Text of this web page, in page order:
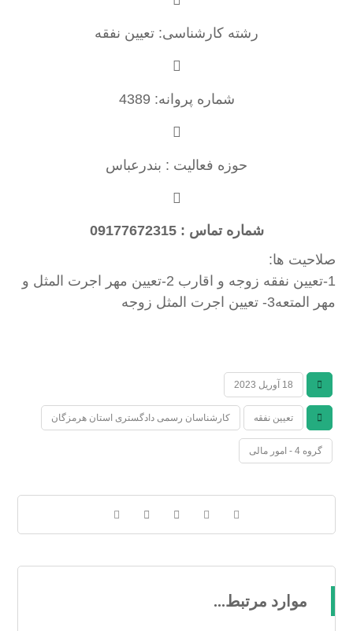
رشته کارشناسی: تعیین نفقه
شماره پروانه: 4389
حوزه فعالیت : بندرعباس
شماره تماس : 09177672315
صلاحیت ها:
1-تعيين نفقه زوجه و اقارب 2-تعيين مهر اجرت المثل و
مهر المتعه3- تعيين اجرت المثل زوجه
18 آوریل 2023
تعیین نفقه کارشناسان رسمی دادگستری استان هرمزگان
گروه 4 - امور مالی
موارد مرتبط...